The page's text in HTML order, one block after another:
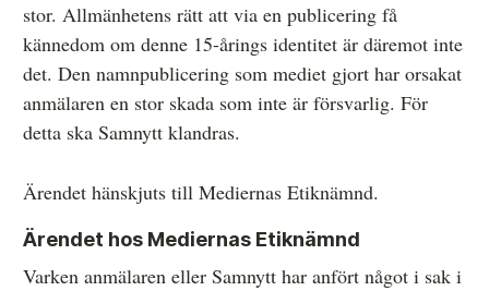
stor. Allmänhetens rätt att via en publicering få
kännedom om denne 15-årings identitet är däremot inte
det. Den namnpublicering som mediet gjort har orsakat
anmälaren en stor skada som inte är försvarlig. För
detta ska Samnytt klandras.
Ärendet hänskjuts till Mediernas Etiknämnd.
Ärendet hos Mediernas Etiknämnd
Varken anmälaren eller Samnytt har anfört något i sak i